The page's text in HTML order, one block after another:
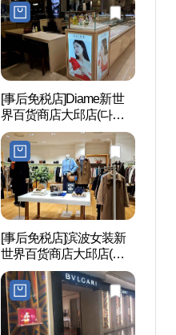
[事后免税店]Diame新世
界百货商店大邱店(다이
아미 신세계백화점 대구
점)
[事后免税店]滨波女装新
世界百货商店大邱店(빈
폴레이디스 신세계백화
점 대구점)